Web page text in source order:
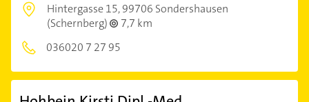
Hintergasse 15,99706 Sondershausen
(Schernberg)
7,7 km
036020 7 27 95